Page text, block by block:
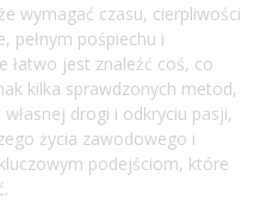
wymagać czasu, cierpliwości
pełnym pośpiechu i
łatwo jest znaleźć coś, co
kilka sprawdzonych metod,
drogi i odkryciu pasji,
życia zawodowego i
podejściom, które